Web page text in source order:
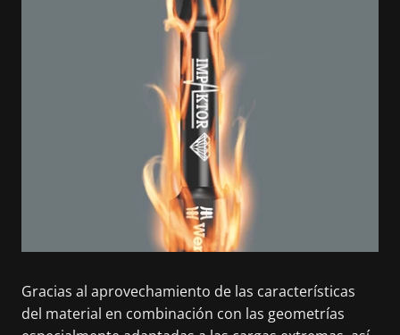
Gracias al aprovechamiento de las características
del material en combinación con las geometrías